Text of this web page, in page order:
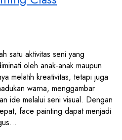
satu aktivitas seni yang
oleh anak-anak maupun
melatih kreativitas, tetapi juga
warna, menggambar
ide melalui seni visual. Dengan
face painting dapat menjadi